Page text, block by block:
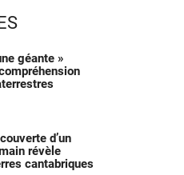
géante »
d’un
révèle
cantabriques